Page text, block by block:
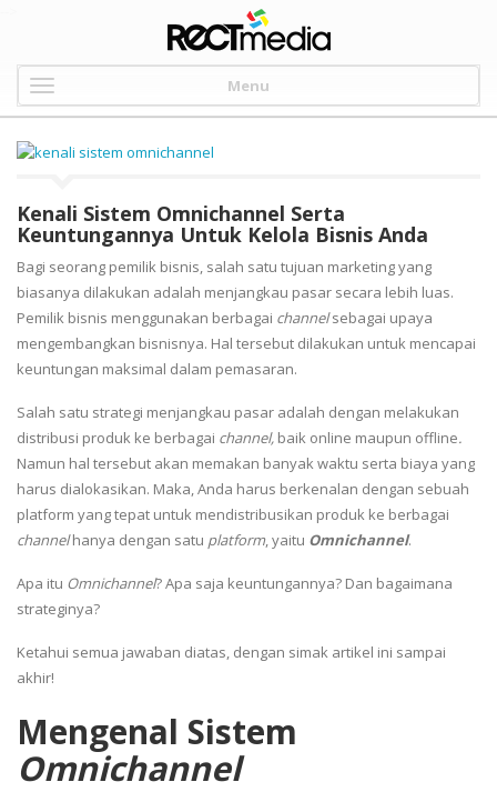
Menu
Kenali Sistem Omnichannel Serta
Keuntungannya Untuk Kelola Bisnis Anda
Bagi seorang pemilik bisnis, salah satu tujuan marketing yang
biasanya dilakukan adalah menjangkau pasar secara lebih luas.
Pemilik bisnis menggunakan berbagai channelsebagai upaya
mengembangkan bisnisnya. Hal tersebut dilakukan untuk mencapai
keuntungan maksimal dalam pemasaran.
Salah satu strategi menjangkau pasar adalah dengan melakukan
distribusi produk ke berbagai channel, baik online maupun offline.
Namun hal tersebut akan memakan banyak waktu serta biaya yang
harus dialokasikan. Maka, Anda harus berkenalan dengan sebuah
platform yang tepat untuk mendistribusikan produk ke berbagai
channelhanya dengan satu platform, yaitu Omnichannel.
Apa itu Omnichannel? Apa saja keuntungannya? Dan bagaimana
strateginya?
Ketahui semua jawaban diatas, dengan simak artikel ini sampai
akhir!
Mengenal Sistem
Omnichannel